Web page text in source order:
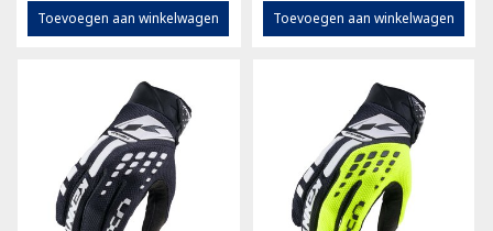
Toevoegen aan winkelwagen Toevoegen aan winkelwagen